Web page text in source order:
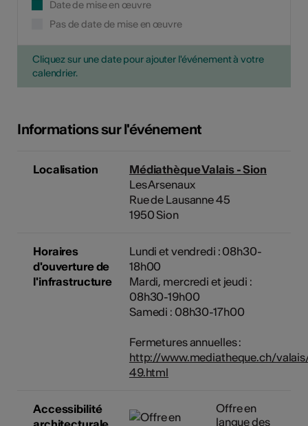
Date de mise en œuvre
Pas de date de mise en œuvre
Cliquez sur une date pour ajouter l'événement à votre
calendrier.
Informations sur l'événement
Localisation
Médiathèque Valais - Sion
Les Arsenaux
Rue de Lausanne 45
1950 Sion
Horaires
d'ouverture de
l'infrastructure
Lundi et vendredi : 08h30-
18h00
Mardi, mercredi et jeudi :
08h30-19h00
Samedi : 08h30-17h00
Fermetures annuelles :
http://www.mediatheque.ch/
49.html
Accessibilité
Offre en
langue des